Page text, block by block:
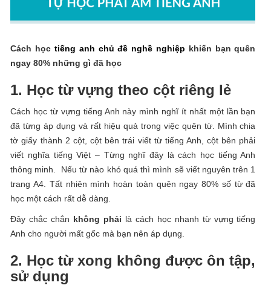
Cách học tiếng anh chủ đề nghề nghiệp khiến bạn quên
ngay 80% những gì đã học
1. Học từ vựng theo cột riêng lẻ
Cách học từ vựng tiếng Anh này mình nghĩ ít nhất một lần bạn
đã từng áp dụng và rất hiệu quả trong việc quên từ. Mình chia
tờ giấy thành 2 cột, cột bên trái viết từ tiếng Anh, cột bên phải
viết nghĩa tiếng Việt – Từng nghĩ đây là cách học tiếng Anh
thông minh. Nếu từ nào khó quá thì mình sẽ viết nguyên trên 1
trang A4. Tất nhiên mình hoàn toàn quên ngay 80% số từ đã
học một cách rất dễ dàng.
Đây chắc chắn không phải là cách học nhanh từ vựng tiếng
Anh cho người mất gốc mà bạn nên áp dụng.
2. Học từ xong không được ôn tập,
sử dụng